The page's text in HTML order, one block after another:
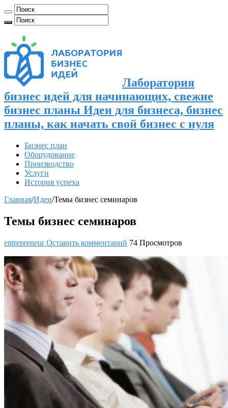
Лаборатория
бизнес идей для начинающих, свежие
бизнес планы Идеи для бизнеса, бизнес
планы, как начать свой бизнес с нуля
Бизнес план
Оборудование
Производство
Услуги
История успеха
Главная/Идеи/Темы бизнес семинаров
Темы бизнес семинаров
entrepreneurОставить комментарий 74 Просмотров